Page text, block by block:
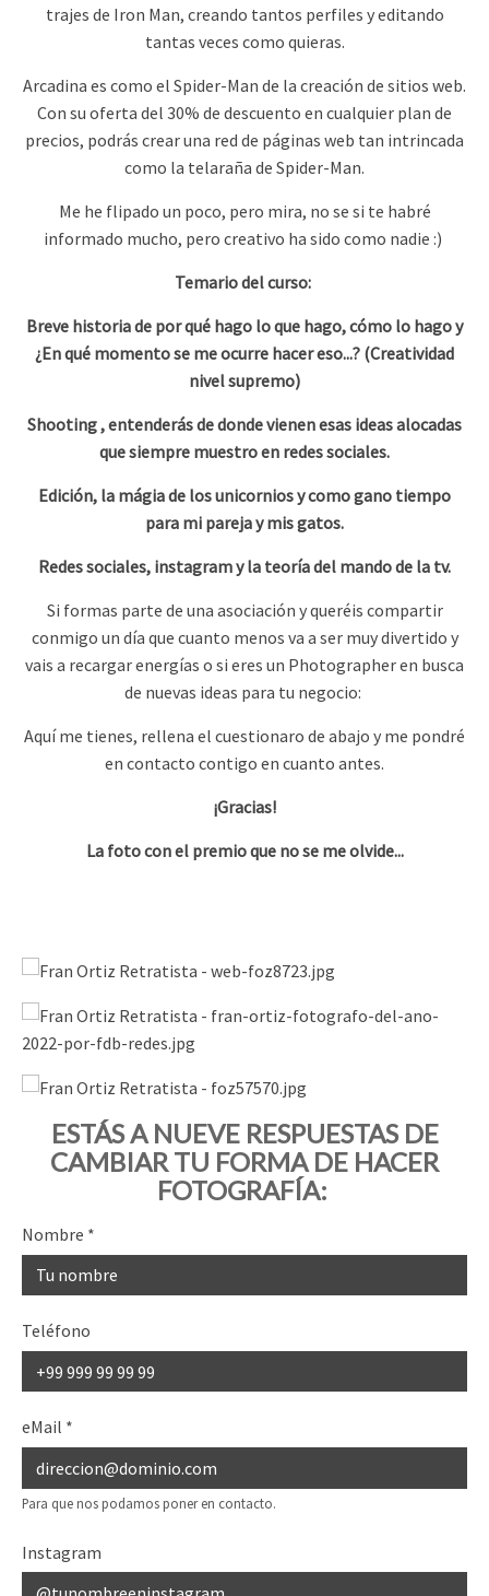
trajes de Iron Man, creando tantos perfiles y editando
tantas veces como quieras.
Arcadina es como el Spider-Man de la creación de sitios web.
Con su oferta del 30% de descuento en cualquier plan de
precios, podrás crear una red de páginas web tan intrincada
como la telaraña de Spider-Man.
Me he flipado un poco, pero mira, no se si te habré
informado mucho, pero creativo ha sido como nadie :)
Temario del curso:
Breve historia de por qué hago lo que hago, cómo lo hago y
¿En qué momento se me ocurre hacer eso...? (Creatividad
nivel supremo)
Shooting , entenderás de donde vienen esas ideas alocadas
que siempre muestro en redes sociales.
Edición, la mágia de los unicornios y como gano tiempo
para mi pareja y mis gatos.
Redes sociales, instagram y la teoría del mando de la tv.
Si formas parte de una asociación y queréis compartir
conmigo un día que cuanto menos va a ser muy divertido y
vais a recargar energías o si eres un Photographer en busca
de nuevas ideas para tu negocio:
Aquí me tienes, rellena el cuestionaro de abajo y me pondré
en contacto contigo en cuanto antes.
¡Gracias!
La foto con el premio que no se me olvide...
ESTÁS A NUEVE RESPUESTAS DE
CAMBIAR TU FORMA DE HACER
FOTOGRAFÍA:
Nombre *
Teléfono
eMail *
Para que nos podamos poner en contacto.
Instagram